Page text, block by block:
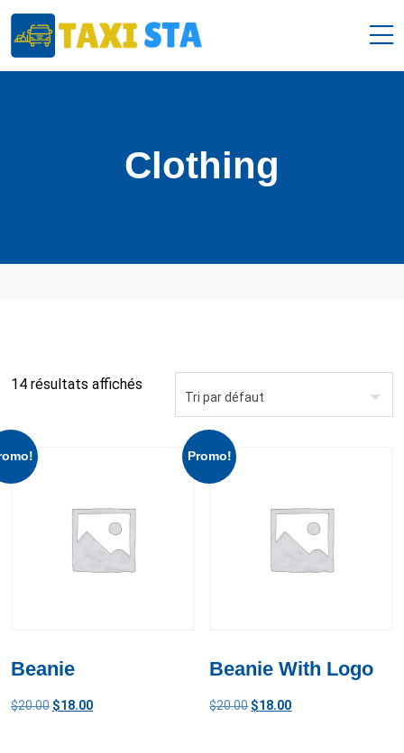
Clothing
14 résultats affichés
Beanie
$20.00 $18.00
Promo!
Beanie With Logo
$20.00 $18.00